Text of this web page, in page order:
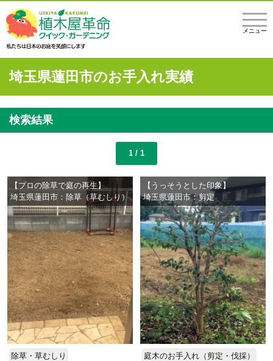
メニュー
埼玉県蓮田市のお手入れ実績
検索結果
1 / 1
【プロの除草で庭の再生】
埼玉県蓮田市：除草（草むしり）
除草・草むしり
【うっそうとした印象】
埼玉県蓮田市：剪定
庭木のお手入れ（剪定・伐採）